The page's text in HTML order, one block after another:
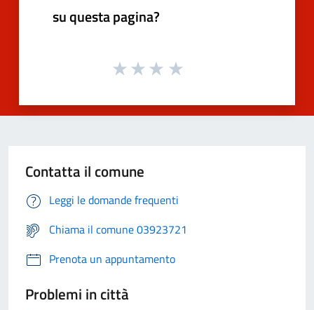
su questa pagina?
Contatta il comune
Leggi le domande frequenti
Chiama il comune 03923721
Prenota un appuntamento
Problemi in città